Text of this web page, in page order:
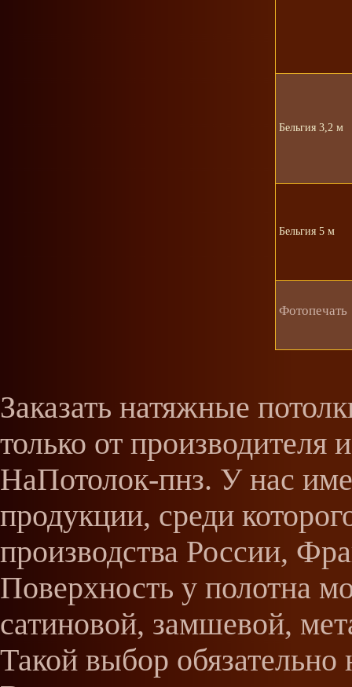
Бельгия 3,2 м
Бельгия 5 м
Фотопечать
Заказать натяжные
только от
НаПотолок-пнз. У нас
продукции, среди
производства России,
Поверхность у полотна
сатиновой, замшевой,
Такой выбор обязательно